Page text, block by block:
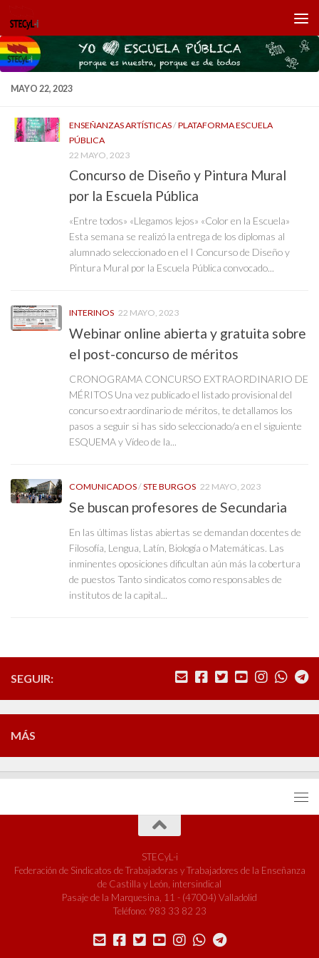
Saltar al contenido
MAYO 22, 2023
ENSEÑANZAS ARTÍSTICAS/PLATAFORMA ESCUELA
PÚBLICA
22 MAYO, 2023
Concurso de Diseño y Pintura Mural
por la Escuela Pública
«Entre todos» «Llegamos lejos» «Color en la Escuela»
Esta semana se realizó la entrega de los diplomas al
alumnado seleccionado en el I Concurso de Diseño y
Pintura Mural por la Escuela Pública convocado...
INTERINOS 22 MAYO, 2023
Webinar online abierta y gratuita sobre
el post-concurso de méritos
CRONOGRAMA CONCURSO EXTRAORDINARIO DE
MÉRITOS Una vez publicado el listado provisional del
concurso extraordinario de méritos, te detallamos los
pasos a seguir si has sido seleccionado/a en el siguiente
ESQUEMA y Vídeo de la...
COMUNICADOS/STE BURGOS 22 MAYO, 2023
Se buscan profesores de Secundaria
En las últimas listas abiertas se demandan docentes de
Filosofía, Lengua, Latín, Biología o Matemáticas. Las
inminentes oposiciones dificultan aún más la cobertura
de puestos Tanto sindicatos como responsables de
institutos de la capital...
SEGUIR:
MÁS
STECyL-i
Federación de Sindicatos de Trabajadoras y Trabajadores de la Enseñanza
de Castilla y León, intersindical
Pasaje de la Marquesina, 11 - (47004) Valladolid
Teléfono: 983 33 82 23